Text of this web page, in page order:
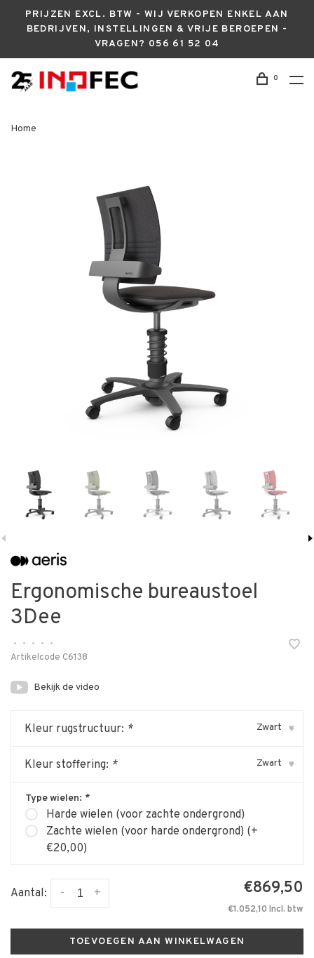
PRIJZEN EXCL. BTW - WIJ VERKOPEN ENKEL AAN
BEDRIJVEN, INSTELLINGEN & VRIJE BEROEPEN -
VRAGEN? 056 61 52 04
0
Home
Ergonomische bureaustoel
3Dee
• • • •
•
Artikelcode C6138
Bekijk de video
Kleur rugstructuur: * Zwart ▾
Kleur stoffering: * Zwart ▾
Type wielen: *
Harde wielen (voor zachte ondergrond)
Zachte wielen (voor harde ondergrond) (+
€20,00)
Aantal: +
- €869,50
€1.052,10 Incl. btw
TOEVOEGEN AAN WINKELWAGEN